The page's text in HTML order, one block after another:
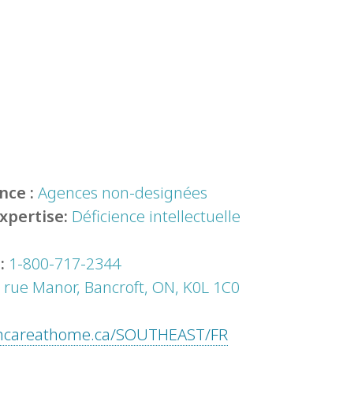
: Agences non-designées
Déficience intellectuelle
1-800-717-2344
rue Manor, Bancroft, ON, K0L 1C0
SOUTHEAST/FR